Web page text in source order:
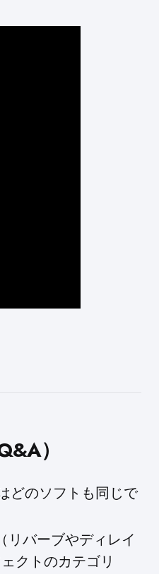
）
どのソフトも同じで
リバーブやディレイ
クトのカテゴリ